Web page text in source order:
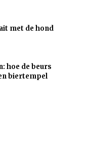
met de hond
hoe de beurs
biertempel